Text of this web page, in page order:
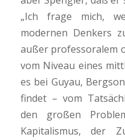
„Ich frage mich,
modernen Denkers
außer professoralem
vom Niveau eines
es bei Guyau,
findet – vom
den großen
Kapitalismus, der